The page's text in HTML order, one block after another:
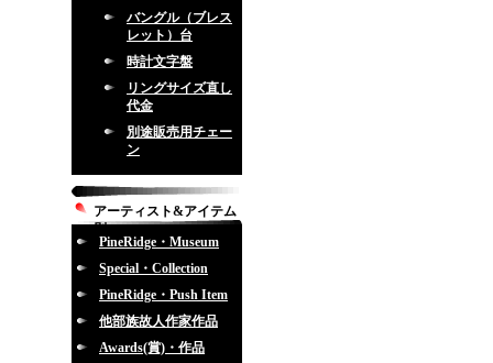
バングル（ブレス
レット）台
時計文字盤
リングサイズ直し
代金
別途販売用チェー
ン
アーティスト&アイテム
別
PineRidge・Museum
Special・Collection
PineRidge・Push Item
他部族故人作家作品
Awards(賞)・作品